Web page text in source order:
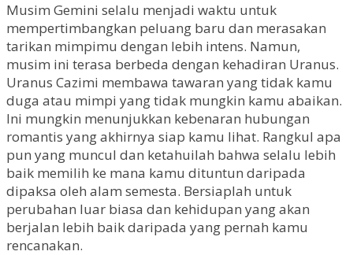
Musim Gemini selalu menjadi waktu untuk
mempertimbangkan peluang baru dan merasakan
tarikan mimpimu dengan lebih intens. Namun,
musim ini terasa berbeda dengan kehadiran Uranus.
Uranus Cazimi membawa tawaran yang tidak kamu
duga atau mimpi yang tidak mungkin kamu abaikan.
Ini mungkin menunjukkan kebenaran hubungan
romantis yang akhirnya siap kamu lihat. Rangkul apa
pun yang muncul dan ketahuilah bahwa selalu lebih
baik memilih ke mana kamu dituntun daripada
dipaksa oleh alam semesta. Bersiaplah untuk
perubahan luar biasa dan kehidupan yang akan
berjalan lebih baik daripada yang pernah kamu
rencanakan.